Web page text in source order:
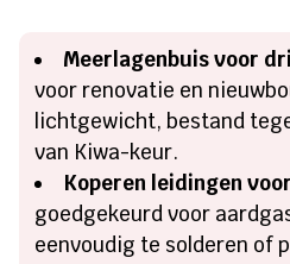
Meerlagenbuis voor
voor renovatie en
lichtgewicht, bestand
van Kiwa-keur.
Koperen leidingen
goedgekeurd voor
eenvoudig te solderen of